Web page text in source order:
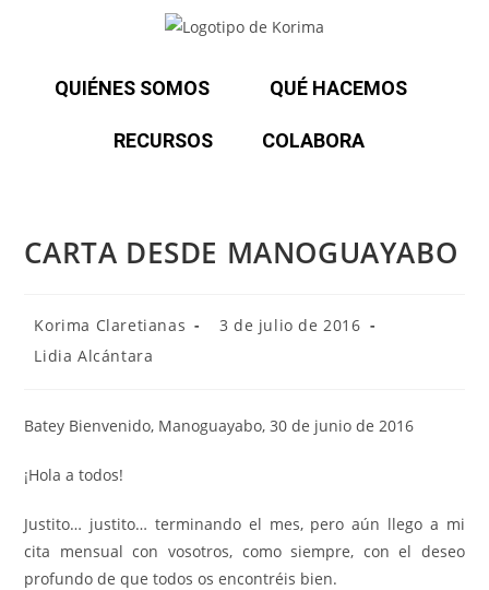
QUIÉNES SOMOS QUÉ HACEMOS
RECURSOS COLABORA
CARTA DESDE MANOGUAYABO
Korima Claretianas
3 de julio de 2016
Lidia Alcántara
Batey Bienvenido, Manoguayabo, 30 de junio de 2016
¡Hola a todos!
Justito… justito… terminando el mes, pero aún llego a mi
cita mensual con vosotros, como siempre, con el deseo
profundo de que todos os encontréis bien.